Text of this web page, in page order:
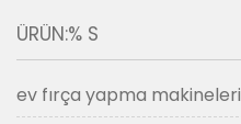
ÜRÜN:% S
ev fırça yapma makineleri